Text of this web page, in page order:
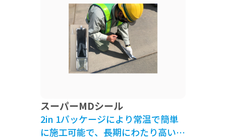
スーパーMDシール
2in 1パッケージにより常温で簡単
に施工可能で、長期にわたり高い防